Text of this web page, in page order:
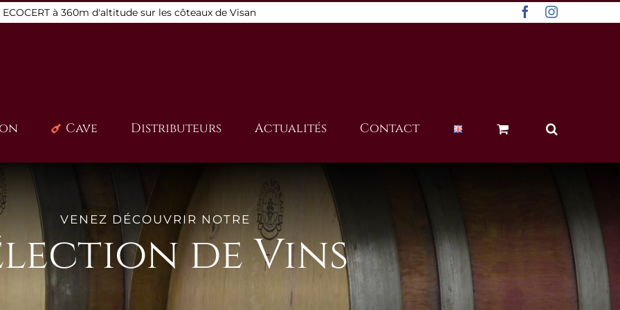
à 360m d'altitude sur les côteaux de Visan FacebookInstagram
Cave Distributeurs Actualités Contact
VENEZ DÉCOUVRIR NOTRE
de Vins